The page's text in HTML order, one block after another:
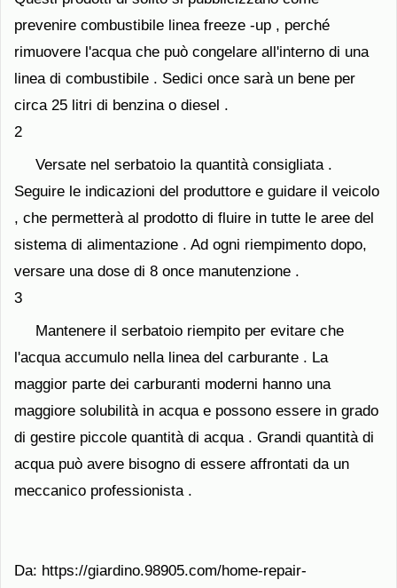
prevenire combustibile linea freeze -up , perché
rimuovere l'acqua che può congelare all'interno di una
linea di combustibile . Sedici once sarà un bene per
circa 25 litri di benzina o diesel .
2
Versate nel serbatoio la quantità consigliata .
Seguire le indicazioni del produttore e guidare il veicolo
, che permetterà al prodotto di fluire in tutte le aree del
sistema di alimentazione . Ad ogni riempimento dopo,
versare una dose di 8 once manutenzione .
3
Mantenere il serbatoio riempito per evitare che
l'acqua accumulo nella linea del carburante . La
maggior parte dei carburanti moderni hanno una
maggiore solubilità in acqua e possono essere in grado
di gestire piccole quantità di acqua . Grandi quantità di
acqua può avere bisogno di essere affrontati da un
meccanico professionista .
Da: https://giardino.98905.com/home-repair-